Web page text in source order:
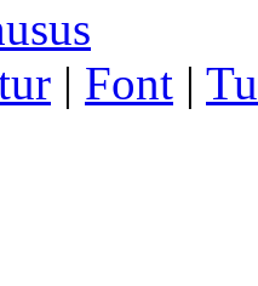
| Font |